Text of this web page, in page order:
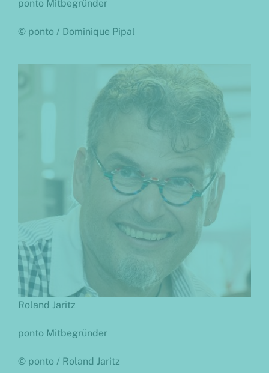
ponto Mitbegründer
© ponto / Dominique Pipal
Roland Jaritz
ponto Mitbegründer
© ponto / Roland Jaritz